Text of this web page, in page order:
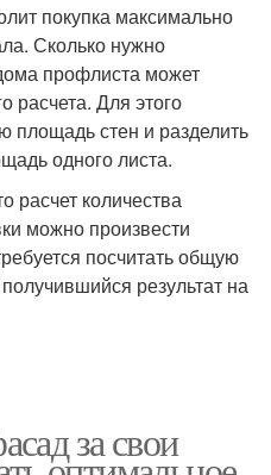
покупка максимально
Сколько нужно
профлиста может
расчета. Для этого
площадь стен и разделить
одного листа.
расчет количества
можно произвести
посчитать общую
результат на
за свои